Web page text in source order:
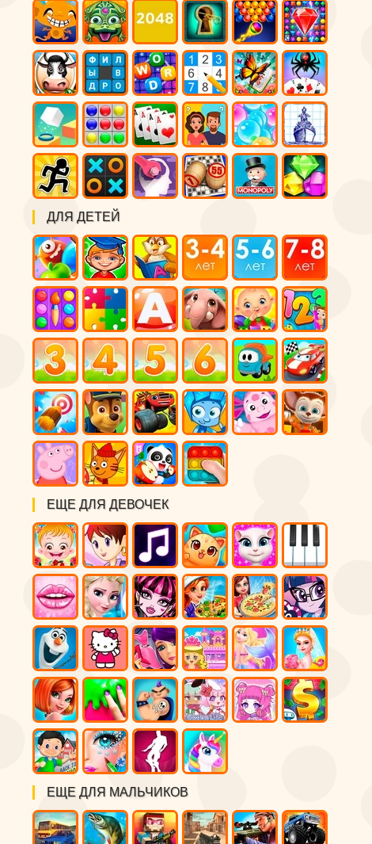
ДЛЯ ДЕТЕЙ
ЕЩЕ ДЛЯ ДЕВОЧЕК
ЕЩЕ ДЛЯ МАЛЬЧИКОВ